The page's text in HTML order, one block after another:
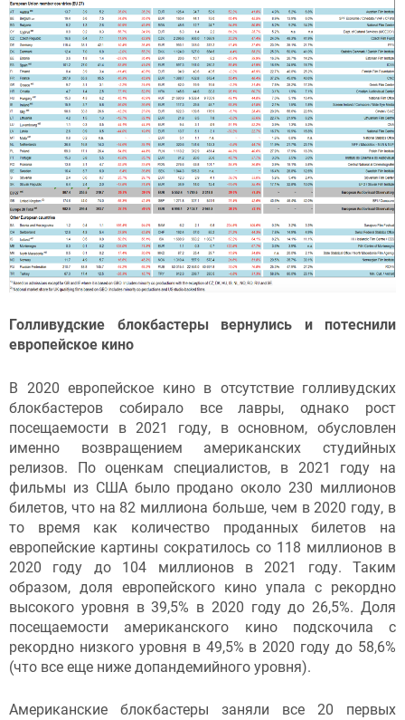
Голливудские блокбастеры вернулись и потеснили
европейское кино
В 2020 европейское кино в отсутствие голливудских
блокбастеров собирало все лавры, однако рост
посещаемости в 2021 году, в основном, обусловлен
именно возвращением американских студийных
релизов. По оценкам специалистов, в 2021 году на
фильмы из США было продано около 230 миллионов
билетов, что на 82 миллиона больше, чем в 2020 году, в
то время как количество проданных билетов на
европейские картины сократилось со 118 миллионов в
2020 году до 104 миллионов в 2021 году. Таким
образом, доля европейского кино упала с рекордно
высокого уровня в 39,5% в 2020 году до 26,5%. Доля
посещаемости американского кино подскочила с
рекордно низкого уровня в 49,5% в 2020 году до 58,6%
(что все еще ниже допандемийного уровня).
Американские блокбастеры заняли все 20 первых